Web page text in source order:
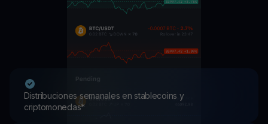
Distribuciones semanales en stablecoins y
criptomonedas*